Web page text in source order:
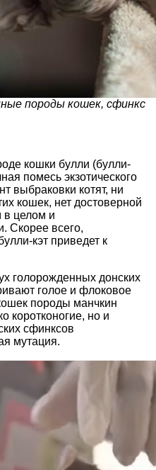
породы кошек, сфинкс
кошки булли (булли-
помесь экзотического
выбраковки котят, ни
кошек, нет достоверной
в целом и
Скорее всего,
кэт приведет к
голорожденных донских
голое и флоковое
породы манчкин
коротконогие, но и
сфинксов
мутация.